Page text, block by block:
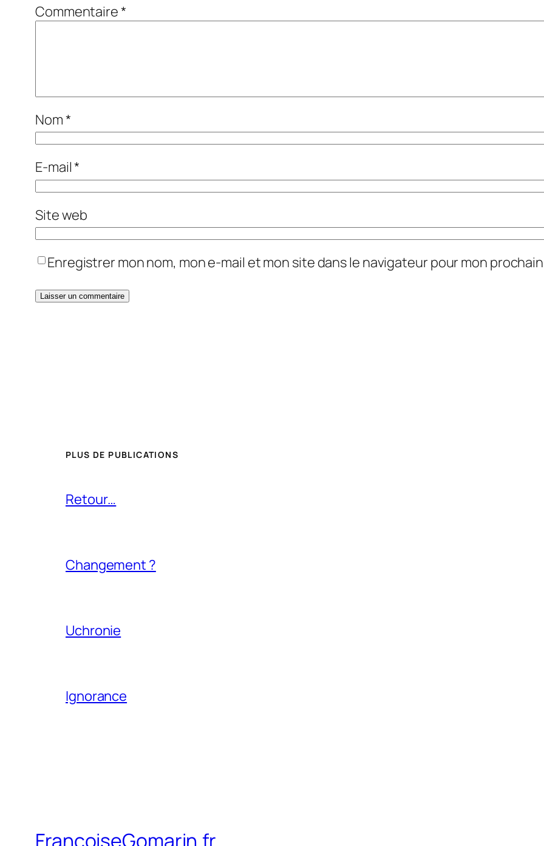
Commentaire*
Nom*
E-mail*
Site web
Enregistrer mon nom, mon e-mail et mon site dans le navigateur pour mon
PLUS DE PUBLICATIONS
Retour…
Changement ?
Uchronie
Ignorance
FrancoiseGomarin.fr